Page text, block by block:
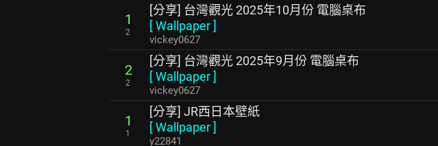
1
2
[分享] 台灣觀光 2025年10月份 電腦桌布
[Wallpaper]
vickey0627
2
2
[分享] 台灣觀光 2025年9月份 電腦桌布
[Wallpaper]
vickey0627
1
1
[分享] JR西日本壁紙
[Wallpaper]
y22841